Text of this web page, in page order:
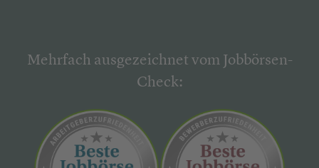
Mehrfach ausgezeichnet vom Jobbörsen-
Check: